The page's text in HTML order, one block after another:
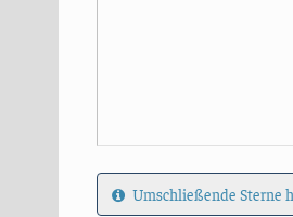
Umschließende Sterne